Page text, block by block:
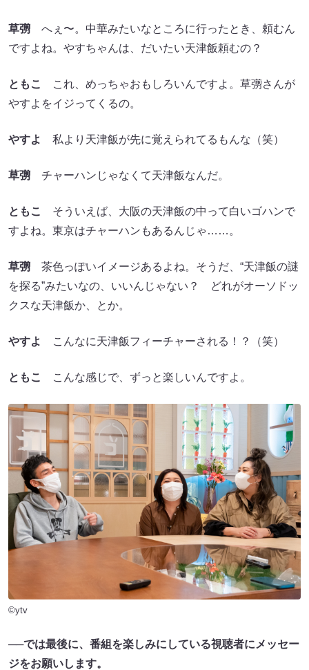
草彅 へぇ〜。中華みたいなところに行ったとき、頼むん
ですよね。やすちゃんは、だいたい天津飯頼むの？
ともこ
これ、めっちゃおもしろいんですよ。草彅さんが
やすよをイジってくるの。
やすよ 私より天津飯が先に覚えられてるもんな（笑）
草彅 チャーハンじゃなくて天津飯なんだ。
ともこ
そういえば、大阪の天津飯の中って白いゴハンで
すよね。東京はチャーハンもあるんじゃ……。
草彅 茶色っぽいイメージあるよね。そうだ、“天津飯の謎
を探る”みたいなの、いいんじゃない？ どれがオーソドッ
クスな天津飯か、とか。
やすよ こんなに天津飯フィーチャーされる！？（笑）
ともこ こんな感じで、ずっと楽しいんですよ。
©ytv
──では最後に、番組を楽しみにしている視聴者にメッセー
ジをお願いします。